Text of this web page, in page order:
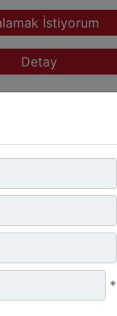
İstiyorum
Detay
:Dizel Jeneratörler
*